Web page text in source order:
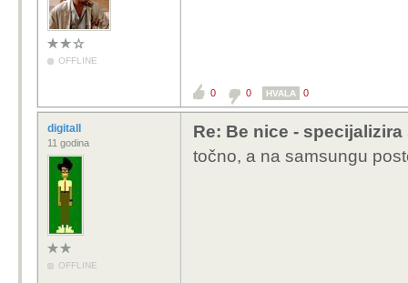
OFFLINE
0 0 HVALA 0
digitall
11 godina
OFFLINE
Re: Be nice -
točno, a na samsungu